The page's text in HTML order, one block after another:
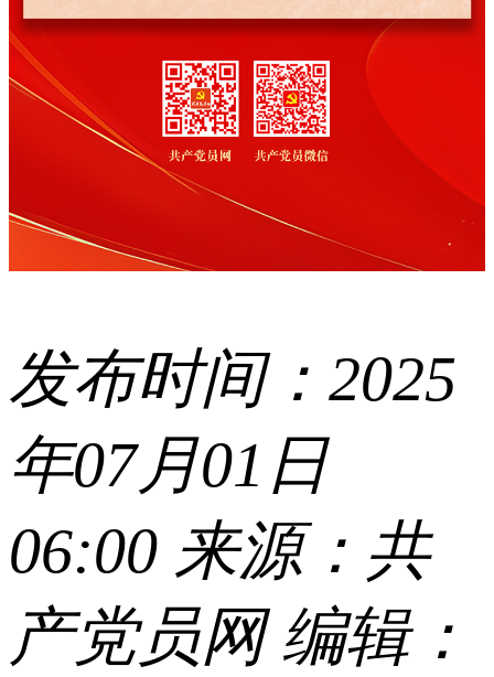
发布时间：2025
年07月01日
06:00 来源：共
产党员网 编辑：